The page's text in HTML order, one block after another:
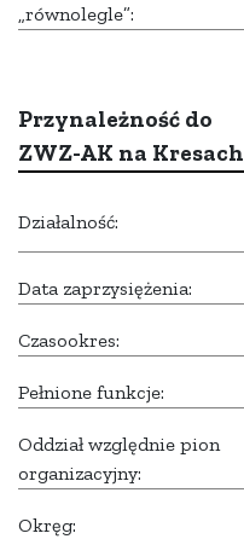
„równolegle”:
Przynależność do
ZWZ-AK na Kresach
Działalność:
Data zaprzysiężenia:
Czasookres:
Pełnione funkcje:
Oddział względnie pion
organizacyjny:
Okręg: